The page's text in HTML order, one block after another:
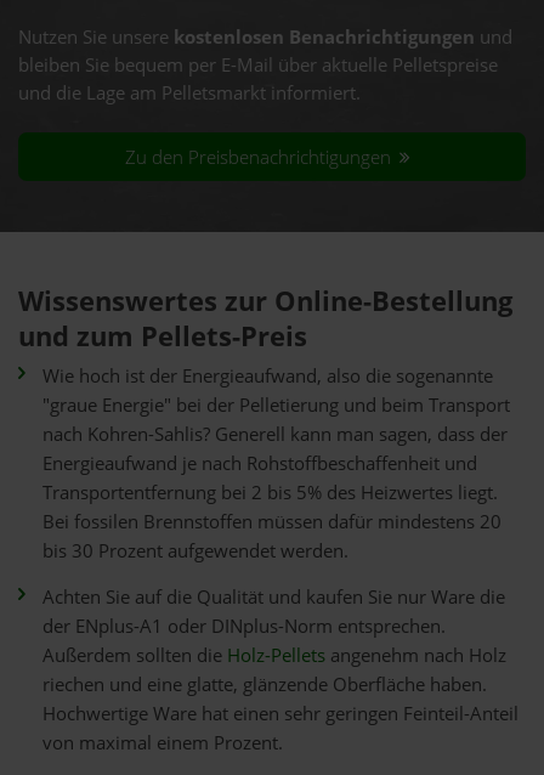
Nutzen Sie unsere kostenlosen Benachrichtigungen und
bleiben Sie bequem per E-Mail über aktuelle Pelletspreise
und die Lage am Pelletsmarkt informiert.
Zu den Preisbenachrichtigungen
Wissenswertes zur Online-Bestellung
und zum Pellets-Preis
Wie hoch ist der Energieaufwand, also die sogenannte
"graue Energie" bei der Pelletierung und beim Transport
nach Kohren-Sahlis? Generell kann man sagen, dass der
Energieaufwand je nach Rohstoffbeschaffenheit und
Transportentfernung bei 2 bis 5% des Heizwertes liegt.
Bei fossilen Brennstoffen müssen dafür mindestens 20
bis 30 Prozent aufgewendet werden.
Achten Sie auf die Qualität und kaufen Sie nur Ware die
der ENplus-A1 oder DINplus-Norm entsprechen.
Außerdem sollten die Holz-Pellets angenehm nach Holz
riechen und eine glatte, glänzende Oberfläche haben.
Hochwertige Ware hat einen sehr geringen Feinteil-Anteil
von maximal einem Prozent.